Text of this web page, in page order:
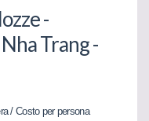
-
Trang -
/ Costo per persona